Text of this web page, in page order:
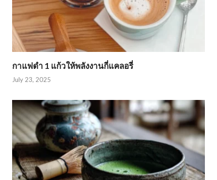
กาแฟดำ 1 แก้วให้พลังงานกี่แคลอรี่
July 23, 2025